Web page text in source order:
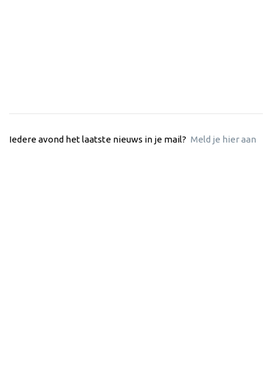
Iedere avond het laatste nieuws in je mail? Meld je hier aan